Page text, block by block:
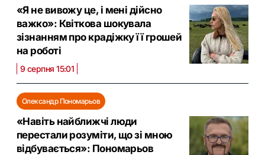
«Я не вивожу це, і мені дійсно
важко»: Квіткова шокувала
зізнанням про крадіжку її грошей
на роботі
9 серпня 15:01
Олександр Пономарьов
«Навіть найближчі люди
перестали розуміти, що зі мною
відбувається»: Пономарьов